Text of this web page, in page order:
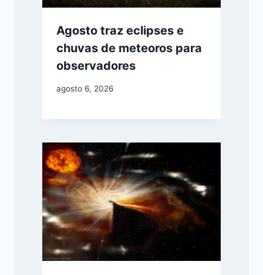
Agosto traz eclipses e
chuvas de meteoros para
observadores
agosto 6, 2026